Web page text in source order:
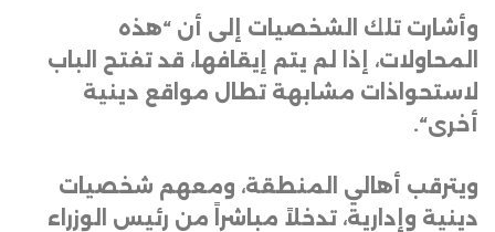
وأشارت تلك الشخصيات إلى أن “هذه
المحاولات، إذا لم يتم إيقافها، قد تفتح الباب
لاستحواذات مشابهة تطال مواقع دينية
أخرى“.
ويترقب أهالي المنطقة، ومعهم شخصيات
دينية وإدارية، تدخلاً مباشراً من رئيس الوزراء